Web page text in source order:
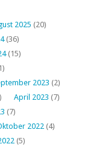
2025 (20)
(36)
(15)
2023 (2)
April 2023 (7)
(7)
2022 (4)
(5)